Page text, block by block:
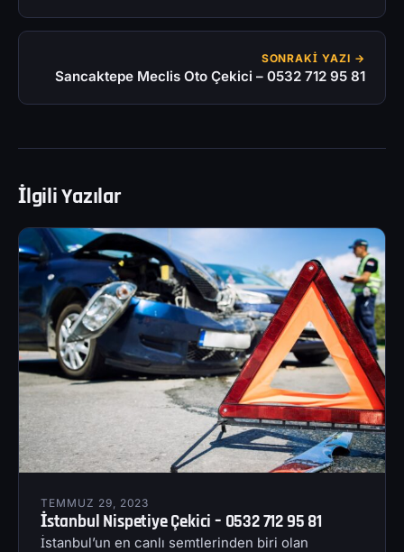
SONRAKI YAZI →
Sancaktepe Meclis Oto Çekici – 0532 712 95 81
İlgili Yazılar
TEMMUZ 29, 2023
İstanbul Nispetiye Çekici – 0532 712 95 81
İstanbul’un en canlı semtlerinden biri olan